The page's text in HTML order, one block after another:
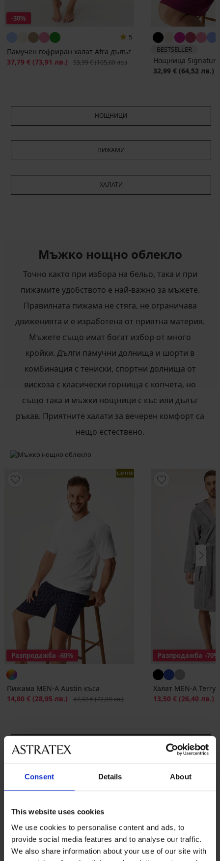
Consent Details About
This website uses cookies
We use cookies to personalise content and ads, to
provide social media features and to analyse our traffic.
We also share information about your use of our site with
-30%
5
Памучен гофриран халат Afra дълъг
Намаление
37,79 € (73,91 лв.) Първоначална цена
53,99 €(105,60 лв.)
BESTSELLER
Нощница
32,99 € (64,52 лв.)
НОЩНИЦИ
ПИЖАМИ
ХАЛАТИ
Мъжко нощно облекло
Точно както при избора на бельо, така и при
пижамите удобството е най-важно за мъжете.
Правилната пижама не стяга, не ограничава
движенията и е изработена от приятна материя.
Мъжете също имат богат избор от много
кройки. Дълги памучни долнища и шорти в
комбинация с тениски, спортни долнища от
вискоза с класически горнища с копчета, но
също така и мъжки нощници с къс или дълъг
ръкав. Приятните халати за вечерен комфорт са
нещо естествено.
LIMITED
Разпродажба -60%
Пижама MEN-A Austin къса
Намаление
14,80 € (28,95 лв.) Първоначална цена
37,32 €(72,99 лв.)
Разпродажба -70%
Халат MEN-A Terry
Намаление
13,50 € (26,40 лв.)
НОЩНИЦИ
ХАЛАТИ